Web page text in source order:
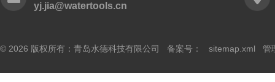
yj.jia@watertools.cn
© 2026 版权所有：青岛水德科技有限公司 备案号： sitemap.xml 管